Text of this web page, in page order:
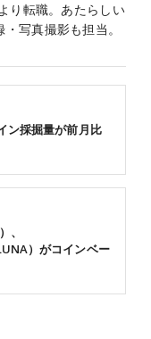
り転職。あたらしい
写真撮影も担当。
、
）がコインベー
ン採掘量が前月比